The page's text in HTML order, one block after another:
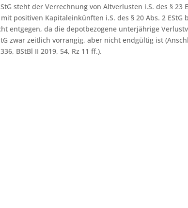
steht der Verrechnung von Altverlusten i.S. des §
mit positiven Kapitaleinkünften i.S. des § 20 Abs. 2
entgegen, da die depotbezogene unterjährige
zwar zeitlich vorrangig, aber nicht endgültig ist
BStBl II 2019, 54, Rz 11 ff.).